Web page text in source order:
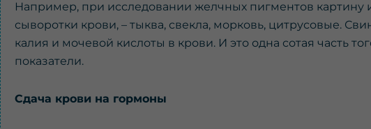
Например, при исследовании желчных пигментов картину
сыворотки крови, – тыква, свекла, морковь, цитрусовые.
калия и мочевой кислоты в крови. И это одна сотая часть
показатели.
Сдача крови на гормоны